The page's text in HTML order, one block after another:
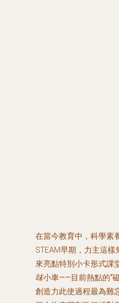
在當今教育中，科學素
STEAM早期，力主這
來亮點特別小卡形式課
味小車——目前熱點的“
創造力此使過程最為難